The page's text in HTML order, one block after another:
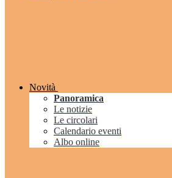
Novità
Panoramica
Le notizie
Le circolari
Calendario eventi
Albo online